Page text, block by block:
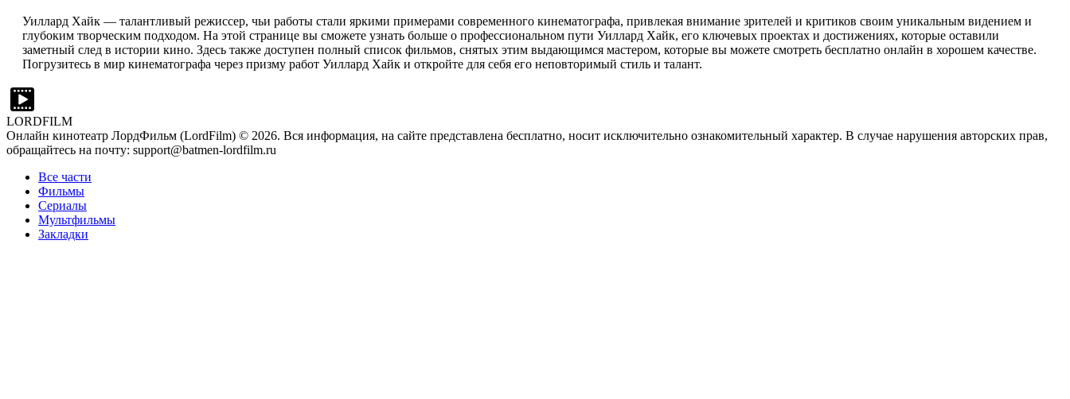
Уиллард Хайк — талантливый режиссер, чьи работы стали яркими примерами современного кинематографа, привлекая внимание зрителей и критиков своим уникальным видением и
глубоким творческим подходом. На этой странице вы сможете узнать больше о профессиональном пути Уиллард Хайк, его ключевых проектах и достижениях, которые оставили
заметный след в истории кино. Здесь также доступен полный список фильмов, снятых этим выдающимся мастером, которые вы можете смотреть бесплатно онлайн в хорошем качестве.
Погрузитесь в мир кинематографа через призму работ Уиллард Хайк и откройте для себя его неповторимый стиль и талант.
LORDFILM
Онлайн кинотеатр ЛордФильм (LordFilm) © 2026. Вся информация, на сайте представлена бесплатно, носит исключительно ознакомительный характер. В случае нарушения авторских прав,
обращайтесь на почту: support@batmen-lordfilm.ru
Все части
Фильмы
Сериалы
Мультфильмы
Закладки